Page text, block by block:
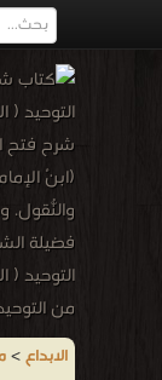
شرح فتح
(ابنُ
والنُّقول.
فضيلة
التوحيد (
من
الابداع>